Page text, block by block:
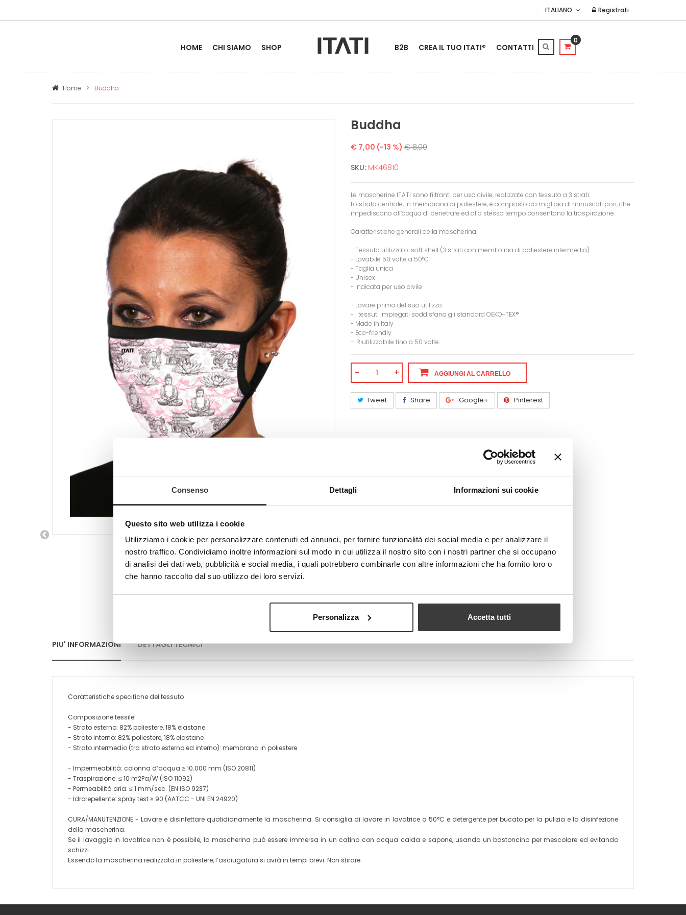
Consenso Dettagli Informazioni sui cookie
Questo sito web utilizza i cookie
Utilizziamo i cookie per personalizzare contenuti ed annunci, per fornire funzionalità dei social media e per analizzare il
nostro traffico. Condividiamo inoltre informazioni sul modo in cui utilizza il nostro sito con i nostri partner che si occupano
di analisi dei dati web, pubblicità e social media, i quali potrebbero combinarle con altre informazioni che ha fornito loro o
che hanno raccolto dal suo utilizzo dei loro servizi.
Personalizza Accetta tutti
ITALIANO Registrati
HOME CHI SIAMO SHOP B2B CREA IL TUO ITATI® CONTATTI
0
Home > Buddha
Buddha
€ 7,00 (-13 %) € 8,00
SKU: MK46810
Le mascherine ITATI sono filtranti per uso civile, realizzate con tessuto a 3 strati.
Lo strato centrale, in membrana di poliestere, è composto da migliaia di minuscoli pori, che
impediscono all’acqua di penetrare ed allo stesso tempo consentono la traspirazione.
Caratteristiche generali della mascherina:
- Tessuto utilizzato: soft shell (3 strati con membrana di poliestere intermedia)
- Lavabile 50 volte a 50°C
- Taglia unica
- Unisex
- Indicata per uso civile
- Lavare prima del suo utilizzo
- I tessuti impiegati soddisfano gli standard OEKO-TEX®
- Made in Italy
- Eco-friendly
– Riutilizzabile fino a 50 volte.
- + AGGIUNGI AL CARRELLO
Tweet Share Google+ Pinterest
PIU' INFORMAZIONI DETTAGLI TECNICI
Caratteristiche specifiche del tessuto
Composizione tessile:
- Strato esterno: 82% poliestere, 18% elastane
- Strato interno: 82% poliestere, 18% elastane
- Strato intermedio (tra strato esterno ed interno): membrana in poliestere
- Impermeabilità: colonna d’acqua ≥ 10.000 mm (ISO 20811)
- Traspirazione: ≤ 10 m2Pa/W (ISO 11092)
- Permeabilità aria: ≤ 1 mm/sec. (EN ISO 9237)
- Idrorepellente: spray test ≥ 90 (AATCC - UNI EN 24920)
CURA/MANUTENZIONE - Lavare e disinfettare quotidianamente la mascherina. Si consiglia di lavare in lavatrice a 50°C e detergente per bucato per la pulizia e la disinfezione
della mascherina.
Se il lavaggio in lavatrice non è possibile, la mascherina può essere immersa in un catino con acqua calda e sapone, usando un bastoncino per mescolare ed evitando
schizzi.
Essendo la mascherina realizzata in poliestere, l’asciugatura si avrà in tempi brevi. Non stirare.